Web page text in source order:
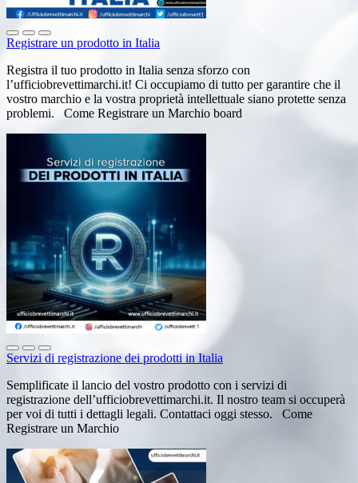
Registrare un prodotto in Italia
Registra il tuo prodotto in Italia senza sforzo con
l’ufficiobrevettimarchi.it! Ci occupiamo di tutto per garantire che il
vostro marchio e la vostra proprietà intellettuale siano protette senza
problemi. Come Registrare un Marchio board
Servizi di registrazione dei prodotti in Italia
Semplificate il lancio del vostro prodotto con i servizi di
registrazione dell’ufficiobrevettimarchi.it. Il nostro team si occuperà
per voi di tutti i dettagli legali. Contattaci oggi stesso. Come
Registrare un Marchio